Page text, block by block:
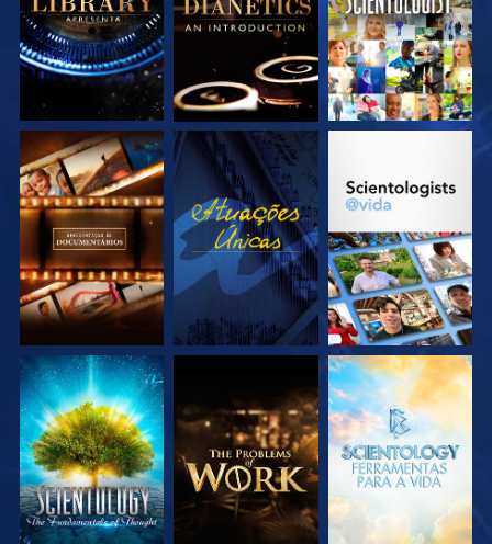
EXPLORE A SÉRIE VEJA EXPLORE A SÉRIE
EXPLORE A SÉRIE EXPLORE A SÉRIE EXPLORE A SÉRIE